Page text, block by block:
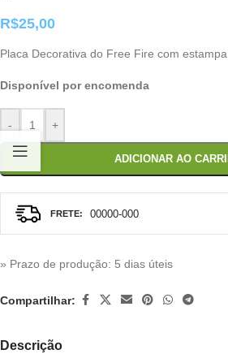
R$25,00
Placa Decorativa do Free Fire com
Disponível por encomenda
- +
ADICIONAR AO
» Prazo de produção: 5 dias úteis
Compartilhar:
Descrição